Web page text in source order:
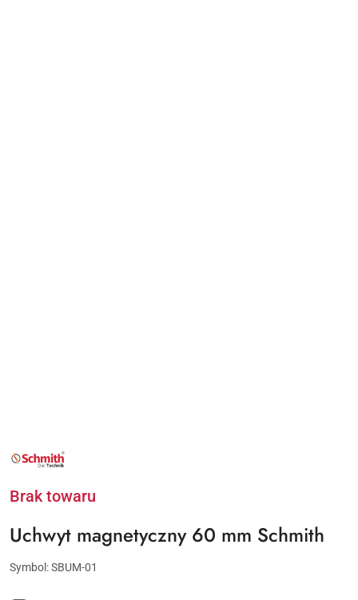
NAZWA
PRODUCENTA:
Brak towaru
Uchwyt magnetyczny 60 mm Schmith
Symbol:SBUM-01